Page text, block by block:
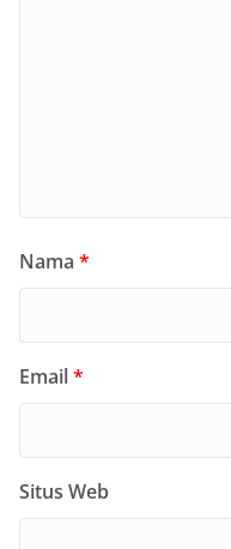
Nama *
Email*
Situs Web